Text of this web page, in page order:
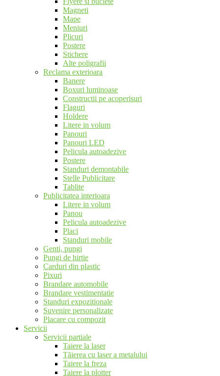
Magneti
Mape
Meniuri
Plicuri
Postere
Stichere
Alte poligrafii
Reclama exterioara
Banere
Boxuri luminoase
Constructii pe acoperisuri
Flaguri
Holdere
Litere in volum
Panouri
Panouri LED
Pelicula autoadezive
Postere
Standuri demontabile
Stelle Publicitare
Tablite
Publicitatea interioara
Litere in volum
Panou
Pelicula autoadezive
Placi
Standuri mobile
Genti, pungi
Pungi de hirtie
Carduri din plastic
Pixuri
Brandare automobile
Brandare vestimentatie
Standuri expozitionale
Suvenire personalizate
Placare cu compozit
Servicii
Servicii partiale
Taiere la laser
Tăierea cu laser a metalului
Taiere la freza
Taiere la plotter